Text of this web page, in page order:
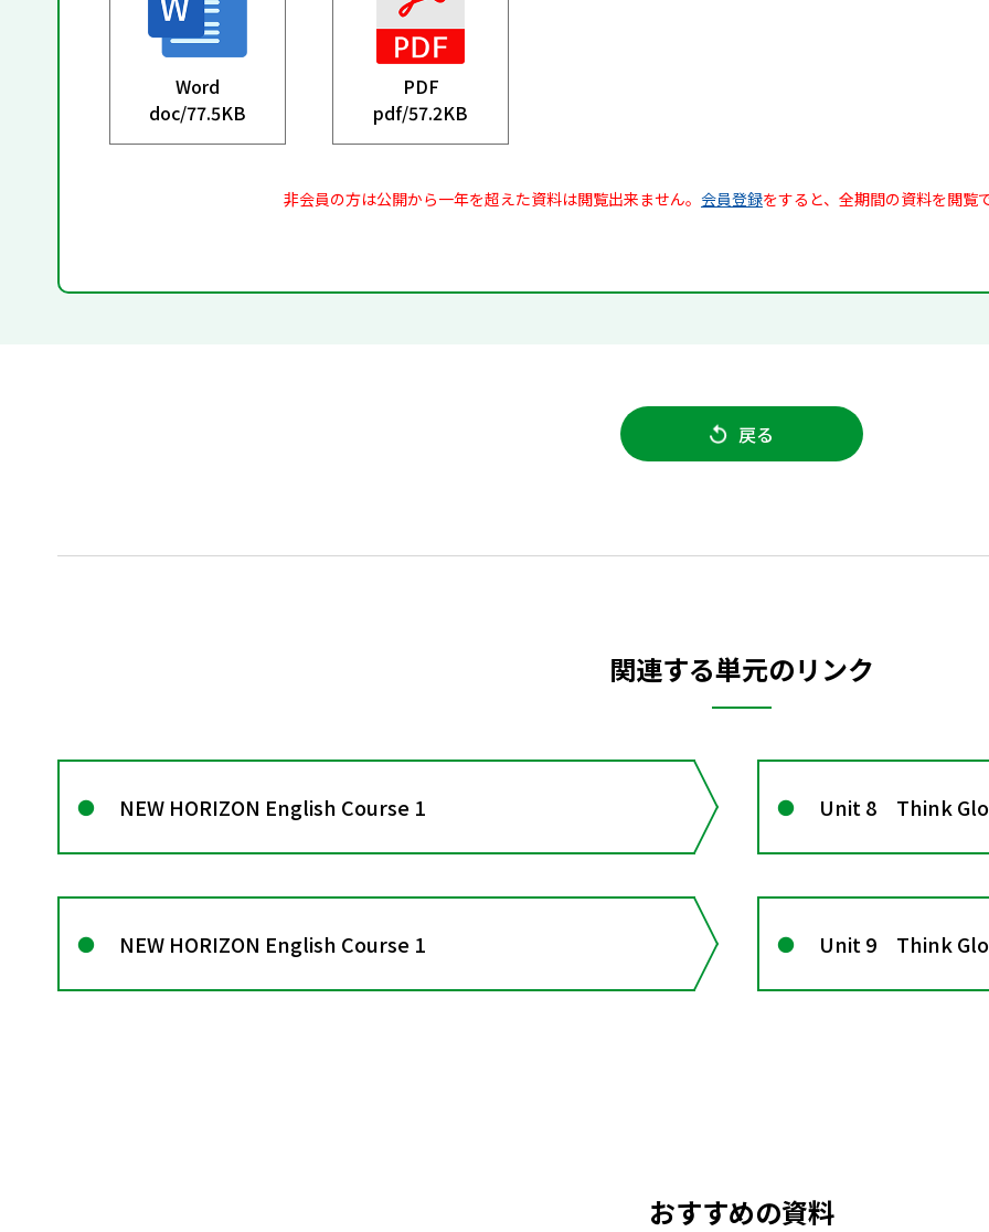
Word
doc/77.5KB
PDF
pdf/57.2KB
非会員の方は公開から一年を超えた資料は閲覧出来ません。 会員登録をすると、全期間の資料を閲覧
戻る
関連する単元のリンク
NEW HORIZON English Course 1 Unit 8 Think
NEW HORIZON English Course 1 Unit 9 Think
おすすめの資料